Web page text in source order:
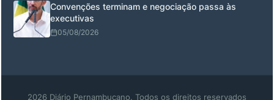
Convenções terminam e negociação passa às
executivas
05/08/2026
2026 Diário Pernambucano. Todos os direitos reservados